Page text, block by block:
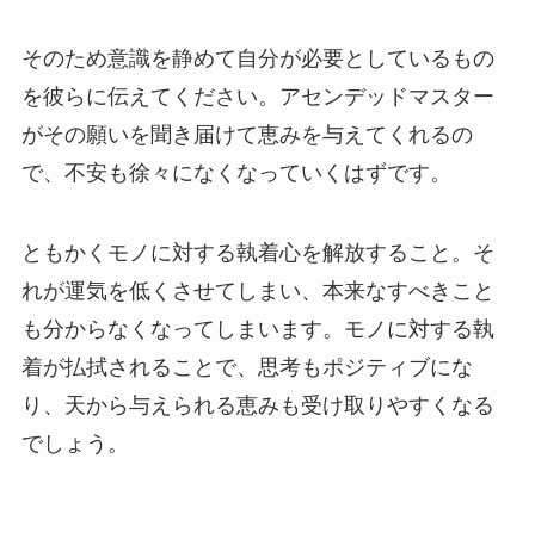
そのため意識を静めて自分が必要としているもの
を彼らに伝えてください。アセンデッドマスター
がその願いを聞き届けて恵みを与えてくれるの
で、不安も徐々になくなっていくはずです。
ともかくモノに対する執着心を解放すること。そ
れが運気を低くさせてしまい、本来なすべきこと
も分からなくなってしまいます。モノに対する執
着が払拭されることで、思考もポジティブにな
り、天から与えられる恵みも受け取りやすくなる
でしょう。